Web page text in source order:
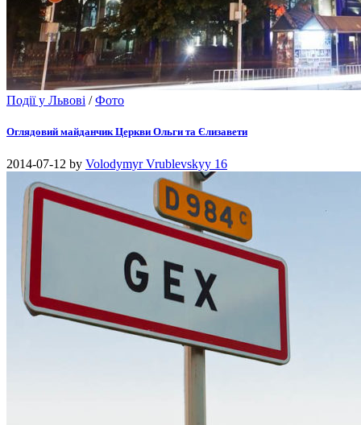
Події у Львові /Фото
Оглядовий майданчик Церкви Ольги та Єлизавети
2014-07-12 by Volodymyr Vrublevskyy 16